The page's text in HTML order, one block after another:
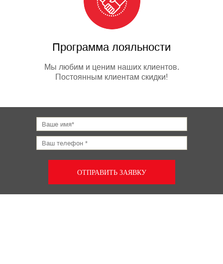
Программа лояльности
Мы любим и ценим наших клиентов.
Постоянным клиентам скидки!
ОТПРАВИТЬ ЗАЯВКУ